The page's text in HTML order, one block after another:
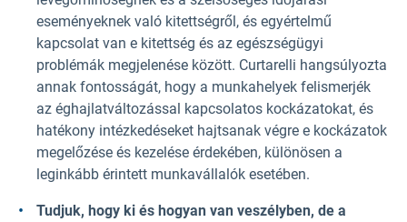
eseményeknek való kitettségről, és egyértelmű
kapcsolat van e kitettség és az egészségügyi
problémák megjelenése között. Curtarelli hangsúlyozta
annak fontosságát, hogy a munkahelyek felismerjék
az éghajlatváltozással kapcsolatos kockázatokat, és
hatékony intézkedéseket hajtsanak végre e kockázatok
megelőzése és kezelése érdekében, különösen a
leginkább érintett munkavállalók esetében.
Tudjuk, hogy ki és hogyan van veszélyben, de a